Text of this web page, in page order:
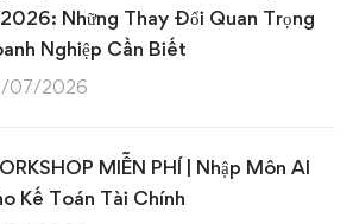
Những Thay Đổi Quan Trọng
Nghiệp Cần Biết
07/2026
MIỄN PHÍ | Nhập Môn AI
Kế Toán Tài Chính